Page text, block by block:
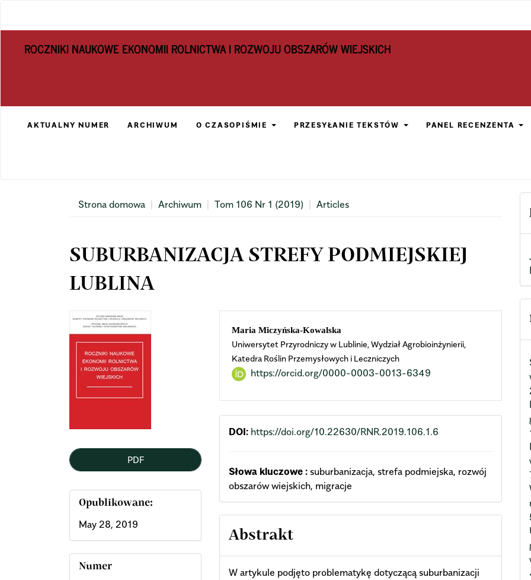
Content
ROCZNIKI NAUKOWE EKONOMII ROLNICTWA I ROZWOJU OBSZARÓW WIEJSKICH
AKTUALNY NUMER ARCHIWUM O CZASOPIŚMIE PRZESYŁANIE TEKSTÓW PANEL RECENZENTA
Strona domowa Archiwum Tom 106 Nr 1 (2019) Articles
SUBURBANIZACJA STREFY PODMIEJSKIEJ
LUBLINA
Article
Sidebar
PDF
Opublikowane:
May 28, 2019
Numer
Main
Article
Content
Maria Miczyńska-Kowalska
Uniwersytet Przyrodniczy w Lublinie, Wydział Agrobioinżynierii,
Katedra Roślin Przemysłowych i Leczniczych
https://orcid.org/0000-0003-0013-6349
DOI: https://doi.org/10.22630/RNR.2019.106.1.6
Słowa kluczowe : suburbanizacja, strefa podmiejska, rozwój
obszarów wiejskich, migracje
Abstrakt
W artykule podjęto problematykę dotyczącą suburbanizacji